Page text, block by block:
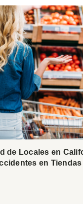
de Locales en
en Tiendas